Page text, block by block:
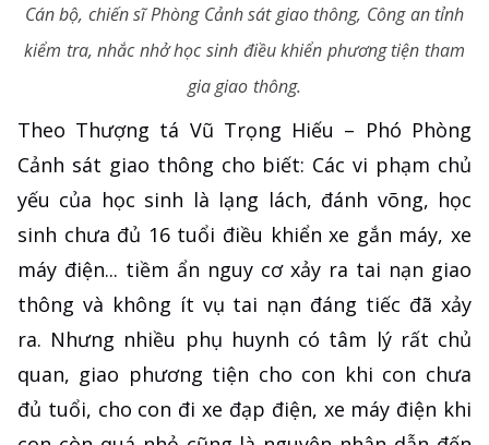
Cán bộ, chiến sĩ Phòng Cảnh sát giao thông, Công an tỉnh
kiểm tra, nhắc nhở học sinh điều khiển phương tiện tham
gia giao thông.
Theo Thượng tá Vũ Trọng Hiếu – Phó Phòng
Cảnh sát giao thông cho biết: Các vi phạm chủ
yếu của học sinh là lạng lách, đánh võng, học
sinh chưa đủ 16 tuổi điều khiển xe gắn máy, xe
máy điện... tiềm ẩn nguy cơ xảy ra tai nạn giao
thông và không ít vụ tai nạn đáng tiếc đã xảy
ra. Nhưng nhiều phụ huynh có tâm lý rất chủ
quan, giao phương tiện cho con khi con chưa
đủ tuổi, cho con đi xe đạp điện, xe máy điện khi